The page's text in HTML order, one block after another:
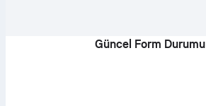
Güncel Form Durumu